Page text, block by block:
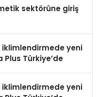
sektörüne giriş
iklimlendirmede yeni
Türkiye’de
iklimlendirmede yeni